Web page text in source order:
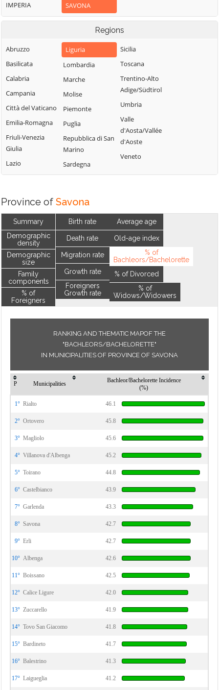
IMPERIA
SAVONA
Regions
Abruzzo
Basilicata
Calabria
Campania
Città del Vaticano
Emilia-Romagna
Friuli-Venezia
Giulia
Lazio
Liguria
Lombardia
Marche
Molise
Piemonte
Puglia
Repubblica di San
Marino
Sardegna
Sicilia
Toscana
Trentino-Alto
Adige/Südtirol
Umbria
Valle
d'Aosta/Vallée
d'Aoste
Veneto
Province of Savona
Summary
Demographic
density
Demographic
size
Family
components
% of
Foreigners
Birth rate
Death rate
Migration rate
Growth rate
Foreigners
Growth rate
Average age
Old-age index
% of
Bachleors/Bachelorette
% of Divorced
% of
Widows/Widowers
RANKING AND THEMATIC MAPOF THE
"BACHLEORS/BACHELORETTE"
IN MUNICIPALITIES OF PROVINCE OF SAVONA
P Municipalities
Bachleor/Bachelorette Incidence
(%)
1° Rialto 46.1
2° Ortovero 45.8
3° Magliolo 45.6
4° Villanova d'Albenga 45.2
5° Toirano 44.8
6° Castelbianco 43.9
7° Garlenda 43.3
8° Savona 42.7
9° Erli 42.7
10° Albenga 42.6
11° Boissano 42.5
12° Calice Ligure 42.0
13° Zuccarello 41.9
14° Tovo San Giacomo 41.8
15° Bardineto 41.7
16° Balestrino 41.3
17° Laigueglia 41.2